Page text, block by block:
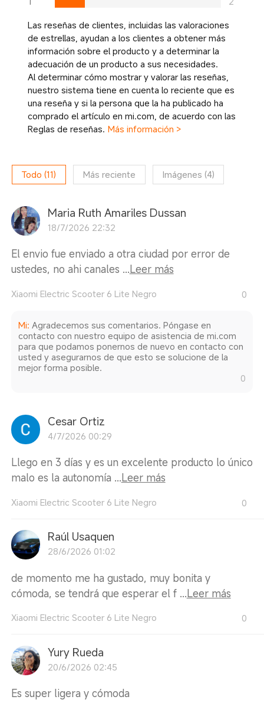
Las reseñas de clientes, incluidas las valoraciones
de estrellas, ayudan a los clientes a obtener más
información sobre el producto y a determinar la
adecuación de un producto a sus necesidades.
Al determinar cómo mostrar y valorar las reseñas,
nuestro sistema tiene en cuenta lo reciente que es
una reseña y si la persona que la ha publicado ha
comprado el artículo en mi.com, de acuerdo con las
Reglas de reseñas. Más información >
Todo (11) Más reciente Imágenes (4)
Maria Ruth Amariles Dussan
18/7/2026 22:32
El envio fue enviado a otra ciudad por error de
ustedes, no ahi canales ...Leer más
Xiaomi Electric Scooter 6 Lite Negro 0
Mi: Agradecemos sus comentarios. Póngase en
contacto con nuestro equipo de asistencia de mi.com
para que podamos ponernos de nuevo en contacto con
usted y asegurarnos de que esto se solucione de la
mejor forma posible.
0
Cesar Ortiz
4/7/2026 00:29
Llego en 3 días y es un excelente producto lo único
malo es la autonomía ...Leer más
Xiaomi Electric Scooter 6 Lite Negro 0
Raúl Usaquen
28/6/2026 01:02
de momento me ha gustado, muy bonita y
cómoda, se tendrá que esperar el f ...Leer más
Xiaomi Electric Scooter 6 Lite Negro 0
Yury Rueda
20/6/2026 02:45
Es super ligera y cómoda